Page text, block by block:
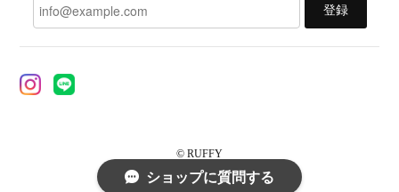
登録
© RUFFY
ショップに質問する